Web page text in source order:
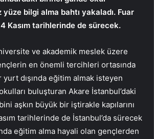
bilgi alma bahtı yakaladı. Fuar
Kasım tarihlerinde de sürecek.
ve akademik meslek üzere
en önemli tercihleri ortasında
yurt dışında eğitim almak isteyen
buluşturan Akare İstanbul’daki
aşkın büyük bir iştirakle kapılarını
tarihlerinde de İstanbul’da sürecek
eğitim alma hayali olan gençlerden